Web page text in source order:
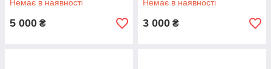
Немає в наявності
5 000 ₴
Немає в наявності
3 000 ₴